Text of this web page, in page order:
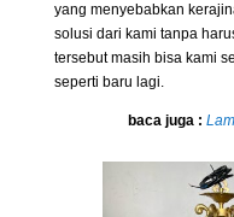
yang menyebabkan
solusi dari kami tanpa
tersebut masih bisa kami
seperti baru lagi.
baca juga :